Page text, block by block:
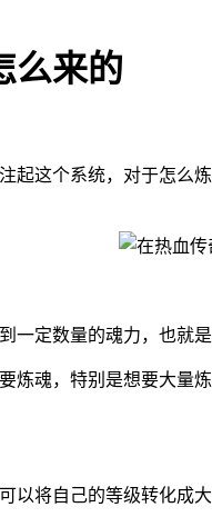
么来的
起这个系统，对于怎
定数量的魂力，也就
炼魂，特别是想要大
以将自己的等级转化